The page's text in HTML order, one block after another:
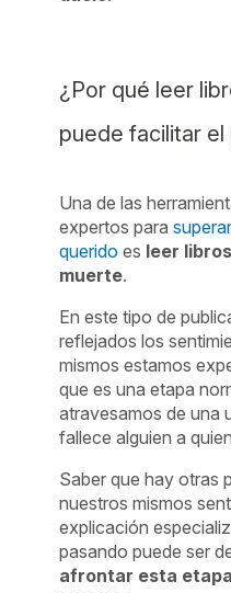
¿Por qué leer
puede facilitar
Una de las
expertos para
querido es leer
muerte.
En este tipo de
reflejados los
mismos estamos
que es una etapa
atravesamos de una
fallece alguien a
Saber que hay otras
nuestros mismos
explicación
pasando puede ser
afrontar esta